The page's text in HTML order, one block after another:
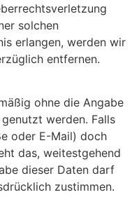
solchen
erlangen, werden wir
entfernen.
ohne die Angabe
werden. Falls
oder E-Mail) doch
das, weitestgehend
dieser Daten darf
zustimmen.